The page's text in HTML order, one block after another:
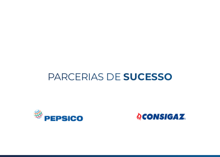
PARCERIAS DE SUCESSO